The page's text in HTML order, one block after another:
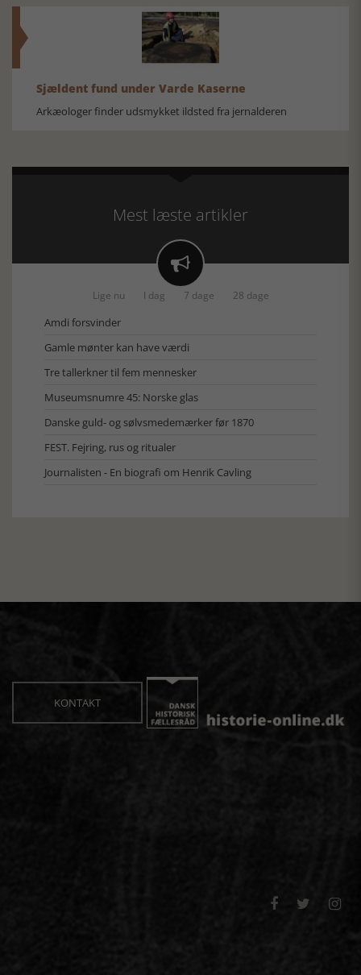
Sjældent fund under Varde Kaserne
Arkæologer finder udsmykket ildsted fra jernalderen
Mest læste artikler

Lige nu I dag 7 dage 28 dage
Amdi forsvinder
Gamle mønter kan have værdi
Tre tallerkner til fem mennesker
Museumsnumre 45: Norske glas
Danske guld- og sølvsmedemærker før 1870
FEST. Fejring, rus og ritualer
Journalisten - En biografi om Henrik Cavling
KONTAKT
  